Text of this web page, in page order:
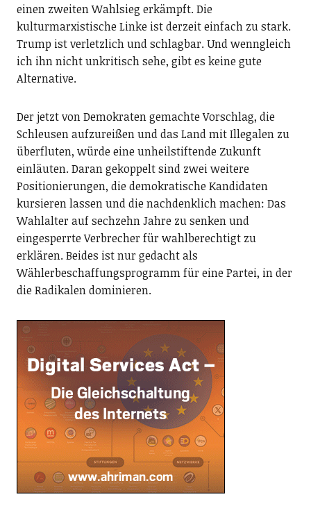
einen zweiten Wahlsieg erkämpft. Die
kulturmarxistische Linke ist derzeit einfach zu stark.
Trump ist verletzlich und schlagbar. Und wenngleich
ich ihn nicht unkritisch sehe, gibt es keine gute
Alternative.
Der jetzt von Demokraten gemachte Vorschlag, die
Schleusen aufzureißen und das Land mit Illegalen zu
überfluten, würde eine unheilstiftende Zukunft
einläuten. Daran gekoppelt sind zwei weitere
Positionierungen, die demokratische Kandidaten
kursieren lassen und die nachdenklich machen: Das
Wahlalter auf sechzehn Jahre zu senken und
eingesperrte Verbrecher für wahlberechtigt zu
erklären. Beides ist nur gedacht als
Wählerbeschaffungsprogramm für eine Partei, in der
die Radikalen dominieren.